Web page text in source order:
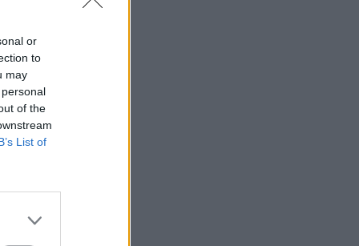
or
to
may
of the
List of